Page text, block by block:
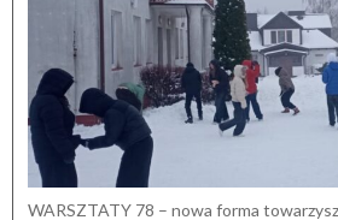
WARSZTATY 78 – nowa forma